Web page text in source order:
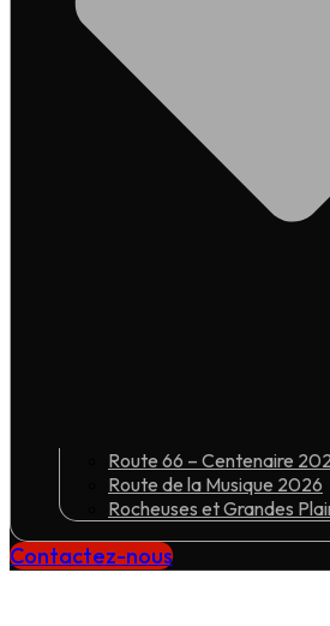
Route 66 – Centenaire
Route de la Musique 2026
Rocheuses et Grandes
Contactez-nous